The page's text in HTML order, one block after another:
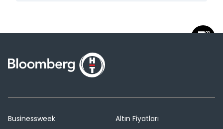
Businessweek
Altın Fiyatları